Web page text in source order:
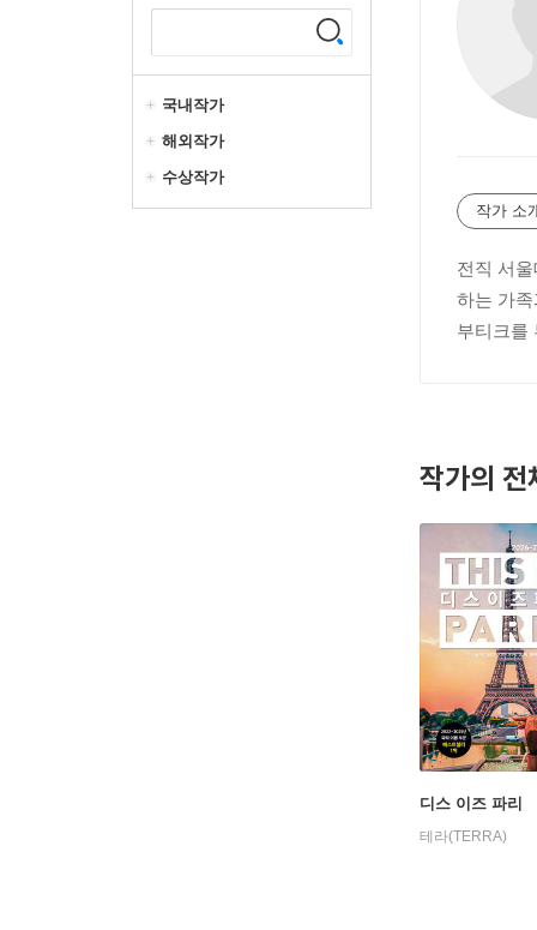
국내작가
해외작가
수상작가
작가 소
전직 서
하는 가
부티크를
작가의 전
디스 이즈 파리
테라(TERRA)